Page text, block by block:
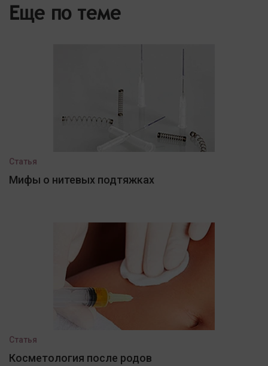
Еще по теме
Статья
Мифы о нитевых подтяжках
Статья
Косметология после родов